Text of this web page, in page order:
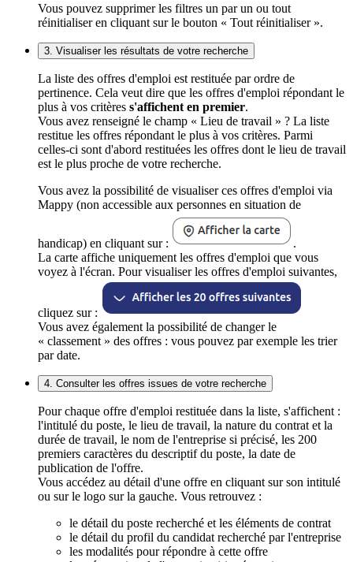
Vous pouvez supprimer les filtres un par un ou tout
réinitialiser en cliquant sur le bouton « Tout réinitialiser ».
3. Visualiser les résultats de votre recherche
La liste des offres d'emploi est restituée par ordre de
pertinence. Cela veut dire que les offres d'emploi répondant le
plus à vos critères s'affichent en premier.
Vous avez renseigné le champ « Lieu de travail » ? La liste
restitue les offres répondant le plus à vos critères. Parmi
celles-ci sont d'abord restituées les offres dont le lieu de travail
est le plus proche de votre recherche.
Vous avez la possibilité de visualiser ces offres d'emploi via
Mappy (non accessible aux personnes en situation de
handicap) en cliquant sur :
.
La carte affiche uniquement les offres d'emploi que vous
voyez à l'écran. Pour visualiser les offres d'emploi suivantes,
cliquez sur :
Vous avez également la possibilité de changer le
« classement » des offres : vous pouvez par exemple les trier
par date.
4. Consulter les offres issues de votre recherche
Pour chaque offre d'emploi restituée dans la liste, s'affichent :
l'intitulé du poste, le lieu de travail, la nature du contrat et la
durée de travail, le nom de l'entreprise si précisé, les 200
premiers caractères du descriptif du poste, la date de
publication de l'offre.
Vous accédez au détail d'une offre en cliquant sur son intitulé
ou sur le logo sur la gauche. Vous retrouvez :
le détail du poste recherché et les éléments de contrat
le détail du profil du candidat recherché par l'entreprise
les modalités pour répondre à cette offre